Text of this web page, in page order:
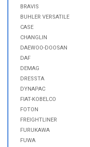
BRAVIS
BUHLER VERSATILE
CASE
CHANGLIN
DAEWOO-DOOSAN
DAF
DEMAG
DRESSTA
DYNAPAC
FIAT-KOBELCO
FOTON
FREIGHTLINER
FURUKAWA
FUWA